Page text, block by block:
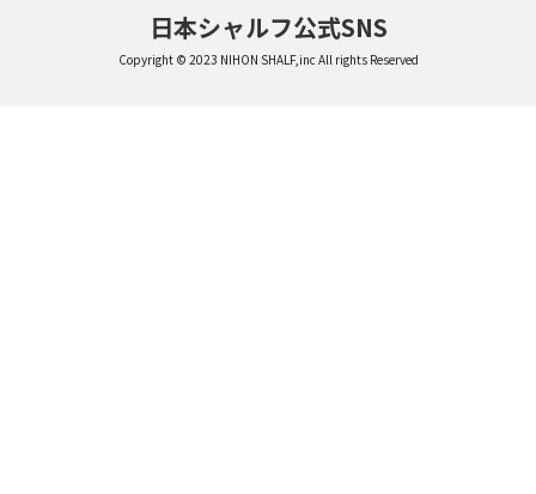
日本シャルフ公式SNS
Copyright © 2023 NIHON SHALF,inc All rights Reserved